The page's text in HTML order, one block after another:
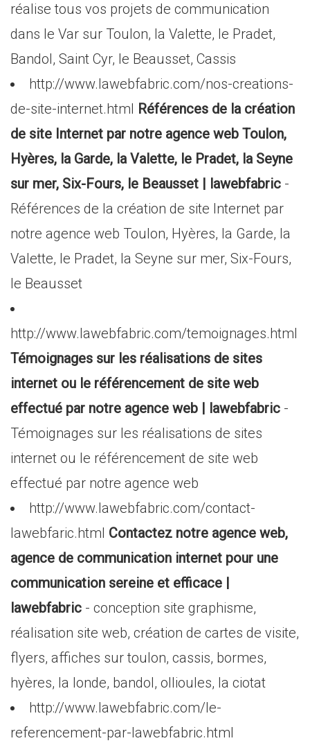
réalise tous vos projets de communication
dans le Var sur Toulon, la Valette, le Pradet,
Bandol, Saint Cyr, le Beausset, Cassis
http://www.lawebfabric.com/nos-creations-
de-site-internet.html Références de la création
de site Internet par notre agence web Toulon,
Hyères, la Garde, la Valette, le Pradet, la Seyne
sur mer, Six-Fours, le Beausset | lawebfabric -
Références de la création de site Internet par
notre agence web Toulon, Hyères, la Garde, la
Valette, le Pradet, la Seyne sur mer, Six-Fours,
le Beausset
http://www.lawebfabric.com/temoignages.html
Témoignages sur les réalisations de sites
internet ou le référencement de site web
effectué par notre agence web | lawebfabric -
Témoignages sur les réalisations de sites
internet ou le référencement de site web
effectué par notre agence web
http://www.lawebfabric.com/contact-
lawebfaric.html Contactez notre agence web,
agence de communication internet pour une
communication sereine et efficace |
lawebfabric - conception site graphisme,
réalisation site web, création de cartes de visite,
flyers, affiches sur toulon, cassis, bormes,
hyères, la londe, bandol, ollioules, la ciotat
http://www.lawebfabric.com/le-
referencement-par-lawebfabric.html